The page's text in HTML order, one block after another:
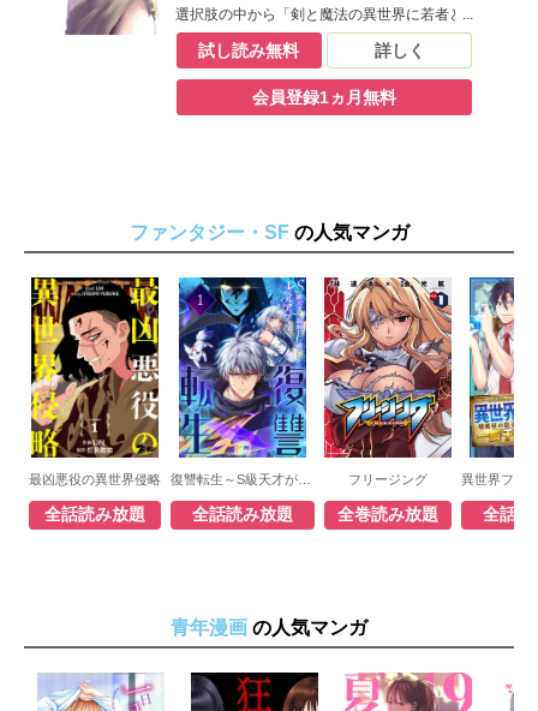
選択肢の中から「剣と魔法の異世界に若者と
して転生」を選択し、ダイ・フロンティアー
ズとして異世界に転生する。そこで与えられ
たチート能力を使い、宿者の女将ナターシ
ャ、姫騎士のクリス、初級冒険者のミルキー
あるのか！？
試し読み無料 詳しく
会員登録1ヵ月無料
ファンタジー・SF の人気マンガ
最凶悪役の異世界侵略
全話読み放題 全話読み放題
フリージング
全巻読み放題 全話読
青年漫画 の人気マンガ